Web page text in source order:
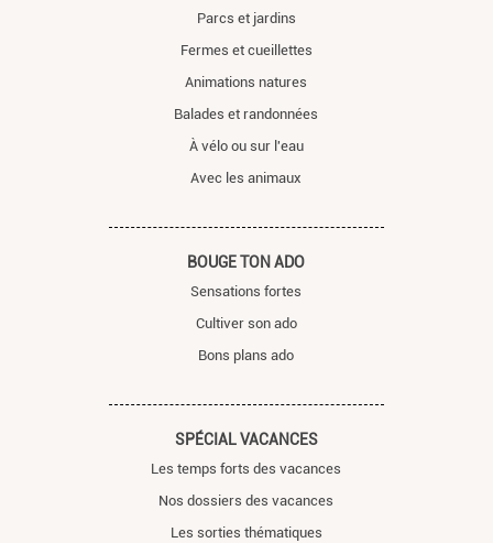
Parcs et jardins
Fermes et cueillettes
Animations natures
Balades et randonnées
À vélo ou sur l'eau
Avec les animaux
BOUGE TON ADO
Sensations fortes
Cultiver son ado
Bons plans ado
SPÉCIAL VACANCES
Les temps forts des vacances
Nos dossiers des vacances
Les sorties thématiques